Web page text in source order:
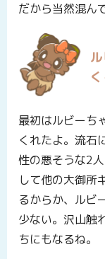
だから当然混ん
最初はルビーち
くれたよ。流石
性の悪そうな2
して他の大御所
るからか、ルビ
少ない。沢山触
ちにもなるね。